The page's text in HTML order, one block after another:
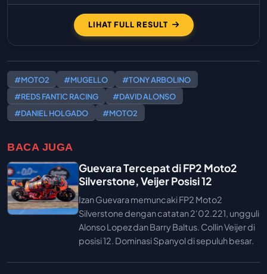
LIHAT FULL RESULT
#MOTO2 #MUGELLO
#TONY ARBOLINO
#REDS FANTIC RACING
#DAVID ALONSO
#DANIEL HOLGADO
#MOTO2
BACA JUGA
Guevara Tercepat di FP2 Moto2
Silverstone, Veijer Posisi 12
Izan Guevara memuncaki FP2 Moto2
Silverstone dengan catatan 2'02.221, ungguli
Alonso Lopez dan Barry Baltus. Collin Veijer di
posisi 12. Dominasi Spanyol di sepuluh besar.